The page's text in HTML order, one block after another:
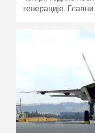
генерације.